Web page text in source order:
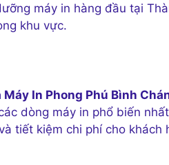
máy in hàng đầu tại
khu vực.
Máy In Phong Phú Bình
dòng máy in phổ biến
tiết kiệm chi phí cho khách